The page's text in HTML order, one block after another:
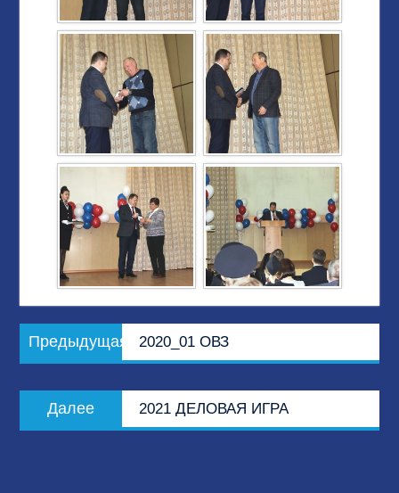
Навигация
по
Предыдущая
Предыдущая
запись:
2020_01 ОВЗ
Далее
Следующая
запись:
2021 ДЕЛОВАЯ ИГРА